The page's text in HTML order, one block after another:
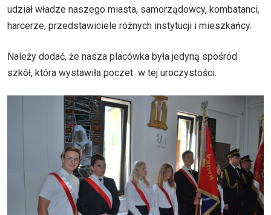
udział władze naszego miasta, samorządowcy, kombatanci,
harcerze, przedstawiciele różnych instytucji i mieszkańcy.
Należy dodać, że nasza placówka była jedyną spośród
szkół, która wystawiła poczet w tej uroczystości.